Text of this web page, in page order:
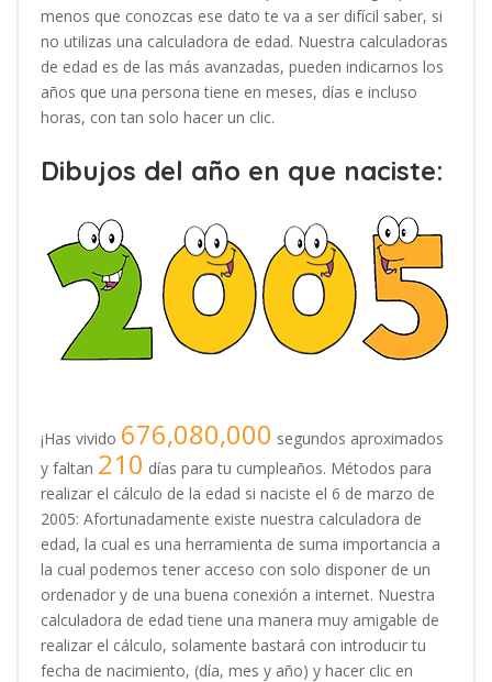
menos que conozcas ese dato te va a ser difícil saber, si
no utilizas una calculadora de edad. Nuestra calculadoras
de edad es de las más avanzadas, pueden indicarnos los
años que una persona tiene en meses, días e incluso
horas, con tan solo hacer un clic.
Dibujos del año en que naciste:
¡Has vivido 676,080,000 segundos aproximados
y faltan 210 días para tu cumpleaños. Métodos para
realizar el cálculo de la edad si naciste el 6 de marzo de
2005: Afortunadamente existe nuestra calculadora de
edad, la cual es una herramienta de suma importancia a
la cual podemos tener acceso con solo disponer de un
ordenador y de una buena conexión a internet. Nuestra
calculadora de edad tiene una manera muy amigable de
realizar el cálculo, solamente bastará con introducir tu
fecha de nacimiento, (día, mes y año) y hacer clic en